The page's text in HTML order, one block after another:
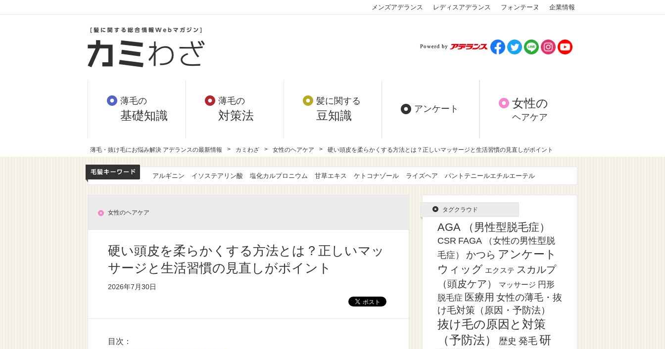
メンズアデランス レディスアデランス フォンテーヌ 企業情報
薄毛の
基礎知識
薄毛の
対策法
髪に関する
豆知識 アンケート 女性の
ヘアケア
薄毛・抜け毛にお悩み解決 アデランスの最新情報 カミわざ 女性のヘアケア 硬い頭皮を柔らかくする方法とは？正しいマッサージと生活習慣の見直しがポイント
アルギニン イソステアリン酸 塩化カルプロニウム 甘草エキス ケトコナゾール ライズヘア パントテニールエチルエーテル
女性のヘアケア
硬い頭皮を柔らかくする方法とは？正しいマッ
サージと生活習慣の見直しがポイント
2026年7月30日
目次：
タグクラウド
AGA （男性型脱毛症）
CSR FAGA （女性の男性型脱
毛症）
かつら アンケート
ウィッグ エクステ スカルプ
（頭皮ケア）
マッサージ 円形
脱毛症 医療用 女性の薄毛・抜
け毛対策（原因・予防法）
抜け毛の原因と対策
（予防法）
歴史 発毛研